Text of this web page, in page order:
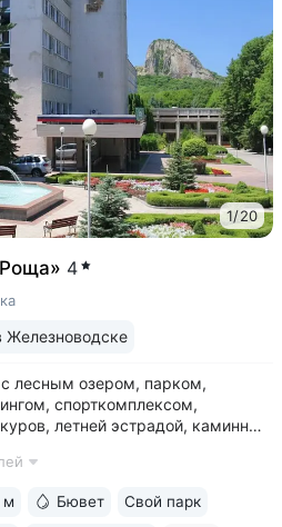
1/20
4
Железноводске
лесным озером, парком,
спорткомплексом,
летней эстрадой, каминным
с катамаранами и зоной для
м Бювет Свой парк